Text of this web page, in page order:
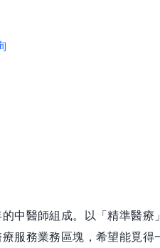
中醫師組成。以「精準醫
服務業務區塊，希望能覓得